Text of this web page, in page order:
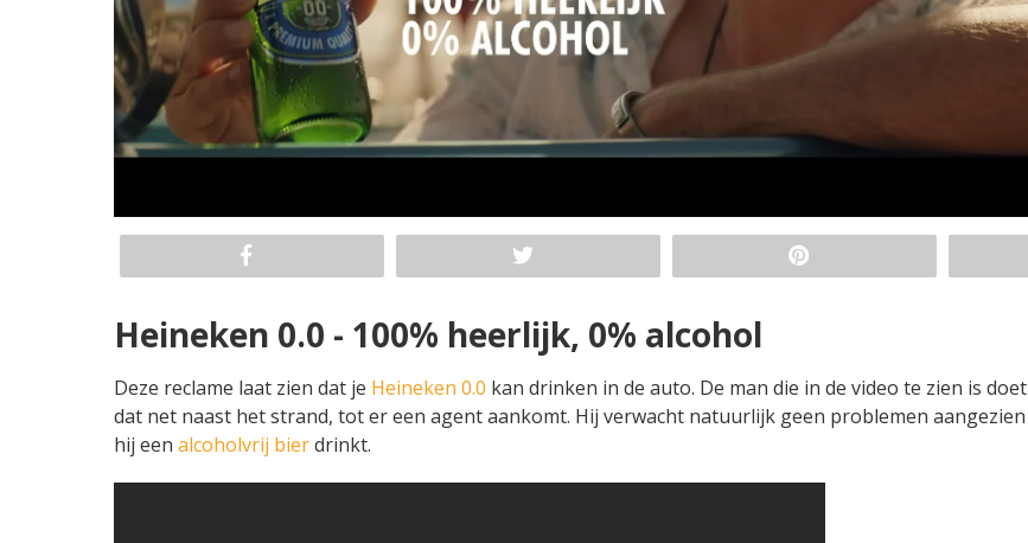
Heineken 0.0 - 100% heerlijk, 0% alcohol
Deze reclame laat zien dat je Heineken 0.0 kan drinken in de auto. De man die in de video te zien is doet
dat net naast het strand, tot er een agent aankomt. Hij verwacht natuurlijk geen problemen aangezien
hij een alcoholvrij bierdrinkt.